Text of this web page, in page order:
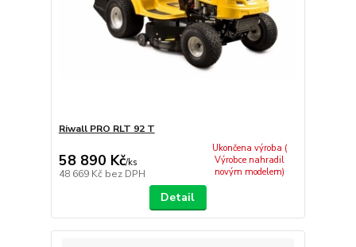
Riwall PRO RLT 92 T
58 890 Kč/ks
48 669 Kč bez DPH
Ukončena výroba (
Výrobce nahradil
novým modelem)
Detail